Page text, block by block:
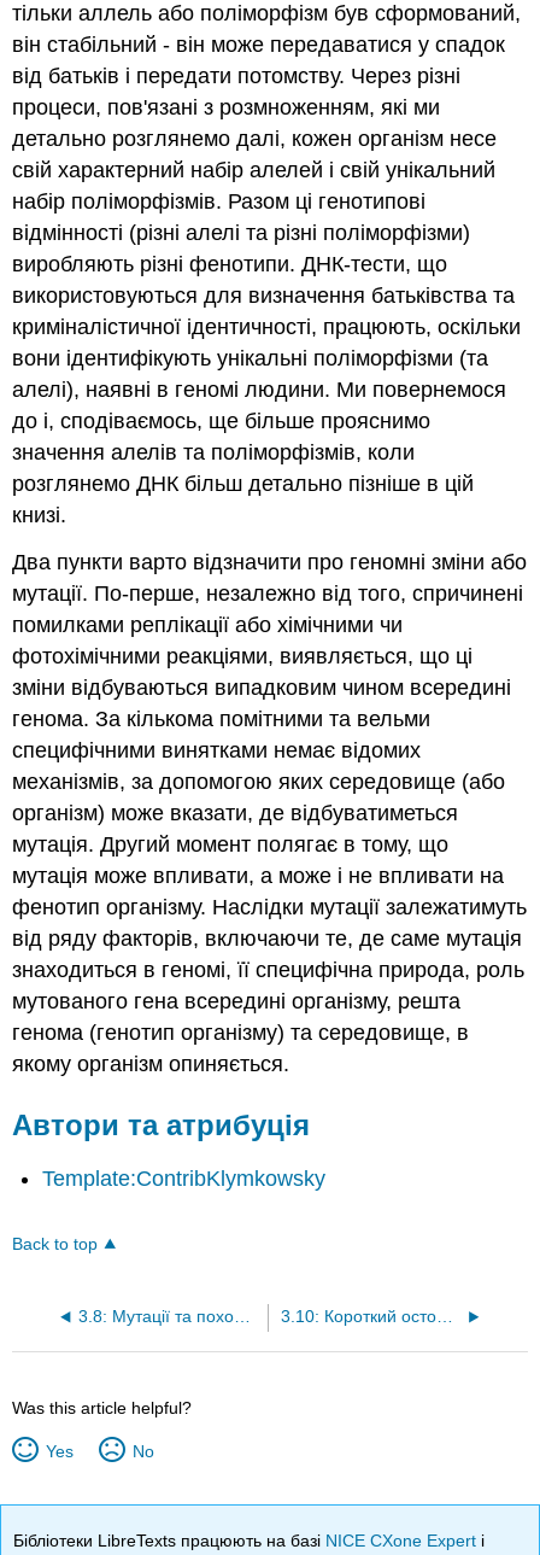
тільки аллель або поліморфізм був сформований,
він стабільний - він може передаватися у спадок
від батьків і передати потомству. Через різні
процеси, пов'язані з розмноженням, які ми
детально розглянемо далі, кожен організм несе
свій характерний набір алелей і свій унікальний
набір поліморфізмів. Разом ці генотипові
відмінності (різні алелі та різні поліморфізми)
виробляють різні фенотипи. ДНК-тести, що
використовуються для визначення батьківства та
криміналістичної ідентичності, працюють, оскільки
вони ідентифікують унікальні поліморфізми (та
алелі), наявні в геномі людини. Ми повернемося
до і, сподіваємось, ще більше прояснимо
значення алелів та поліморфізмів, коли
розглянемо ДНК більш детально пізніше в цій
книзі.
Два пункти варто відзначити про геномні зміни або
мутації. По-перше, незалежно від того, спричинені
помилками реплікації або хімічними чи
фотохімічними реакціями, виявляється, що ці
зміни відбуваються випадковим чином всередині
генома. За кількома помітними та вельми
специфічними винятками немає відомих
механізмів, за допомогою яких середовище (або
організм) може вказати, де відбуватиметься
мутація. Другий момент полягає в тому, що
мутація може впливати, а може і не впливати на
фенотип організму. Наслідки мутації залежатимуть
від ряду факторів, включаючи те, де саме мутація
знаходиться в геномі, її специфічна природа, роль
мутованого гена всередині організму, решта
генома (генотип організму) та середовище, в
якому організм опиняється.
Автори та атрибуція
Template:ContribKlymkowsky
Back to top
3.8: Мутації та походження варіації на основі генотипів 3.10: Короткий осторонь про взаємозв'язок генотип-фенотип
Was this article helpful?
Yes No
Бібліотеки LibreTexts працюють на базі NICE CXone Expert і